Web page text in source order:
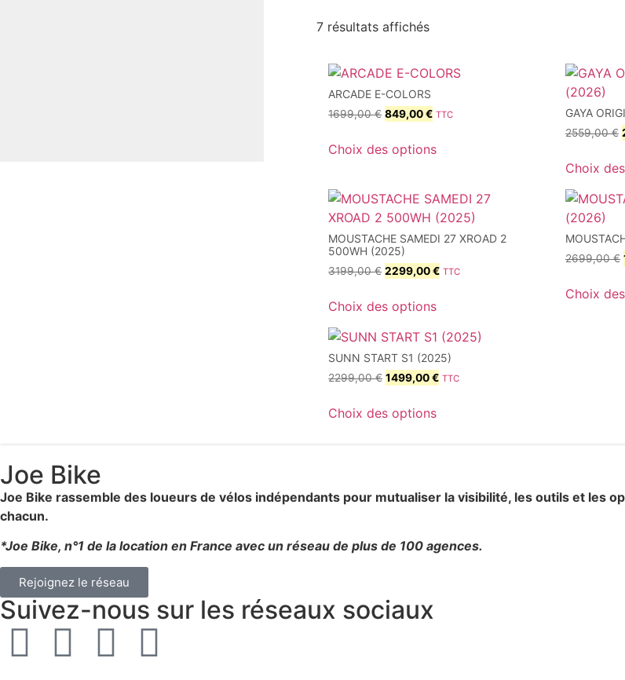
7 résultats affichés
ARCADE E-COLORS
1699,00€ 849,00€ TTC
Choix des options
GAYA
2559,00€
Choix
MOUSTACHE SAMEDI 27 XROAD 2
500WH (2025)
3199,00€ 2299,00€ TTC
Choix des options
2699,00€
Choix
SUNN START S1 (2025)
2299,00€ 1499,00€ TTC
Choix des options
Joe Bike
Joe Bike rassemble des loueurs de vélos indépendants pour mutualiser la visibilité, les outils et les
chacun.
*Joe Bike, n°1 de la location en France avec un réseau de plus de 100 agences.
Rejoignez le réseau
Suivez-nous sur les réseaux sociaux